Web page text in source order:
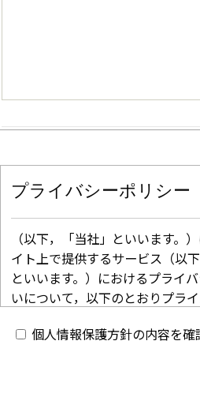
プライバシーポリシー
（以下，「当社」といいます。
イト上で提供するサービス（以
といいます。）におけるプライ
いについて，以下のとおりプラ
す。個人情報保護方針の内容を確